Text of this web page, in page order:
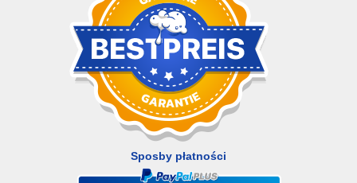
Sposby płatności